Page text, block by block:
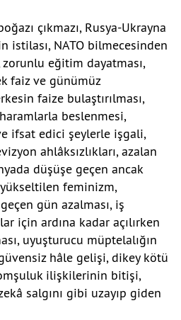
çıkmazı, Rusya-Ukrayna
istilası, NATO bilmecesinden
eğitim dayatması,
faiz ve günümüz
faize bulaştırılması,
beslenmesi,
ifsat edici şeylerle işgali,
ahlâksızlıkları, azalan
düşüşe geçen ancak
feminizm,
gün azalması, iş
için ardına kadar açılırken
uyuşturucu müptelalığın
hâle gelişi, dikey kötü
ilişkilerinin bitişi,
salgını gibi uzayıp giden